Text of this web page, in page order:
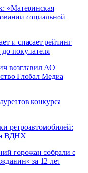
«Материнская
социальной
и спасает рейтинг
до покупателя
возглавил АО
Глобал Медиа
конкурса
ретроавтомобилей:
ВДНХ
горожан собрали с
за 12 лет